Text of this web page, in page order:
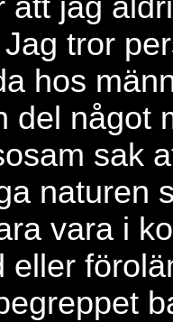
att jag
tror
hos
del något
sak
naturen
vara i
eller